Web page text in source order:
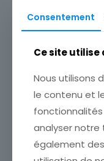
CPA REPRO
FUNERAILLES DE
vos achats en
boutique afin de
vos frais de port.
Consentement
Ce site utilise
Nous utilisons
le contenu et
analyser notre
également